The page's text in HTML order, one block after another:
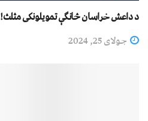
د داعش خراسان څانګې تمويلونکى مثلث!
جولای 25, 2024